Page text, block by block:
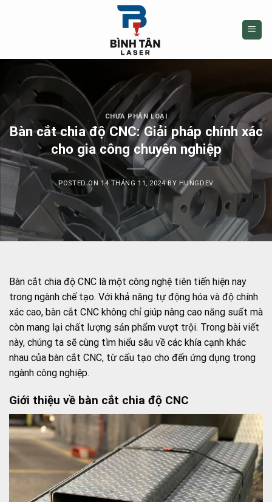
CHƯA PHÂN LOẠI
Bàn cắt chia độ CNC: Giải pháp chính xác
cho gia công chuyên nghiệp
POSTED ON 14 THÁNG 11, 2024 BY HUNGDEV
Bàn cắt chia độ CNC là một công nghệ tiên tiến hiện nay
trong ngành chế tạo. Với khả năng tự động hóa và độ chính
xác cao, bàn cắt CNC không chỉ giúp nâng cao năng suất mà
còn mang lại chất lượng sản phẩm vượt trội. Trong bài viết
này, chúng ta sẽ cùng tìm hiểu sâu về các khía cạnh khác
nhau của bàn cắt CNC, từ cấu tạo cho đến ứng dụng trong
ngành công nghiệp.
Giới thiệu về bàn cắt chia độ CNC